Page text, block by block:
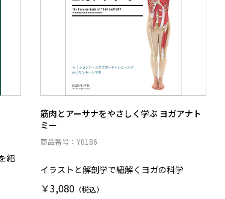
紹
筋肉とアーサナをやさしく学ぶ ヨガアナト
ミー
商品番号：Y0186
イラストと解剖学で紐解くヨガの科学
￥3,080 （税込）